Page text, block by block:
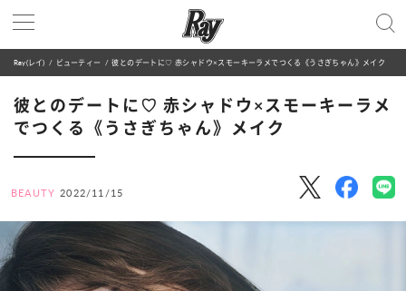
Ray(レイ) ビューティー 彼とのデートに♡ 赤シャドウ×スモーキーラメでつくる《うさぎちゃん》メイク
彼とのデートに♡ 赤シャドウ×スモーキーラメ
でつくる《うさぎちゃん》メイク
BEAUTY 2022/11/15